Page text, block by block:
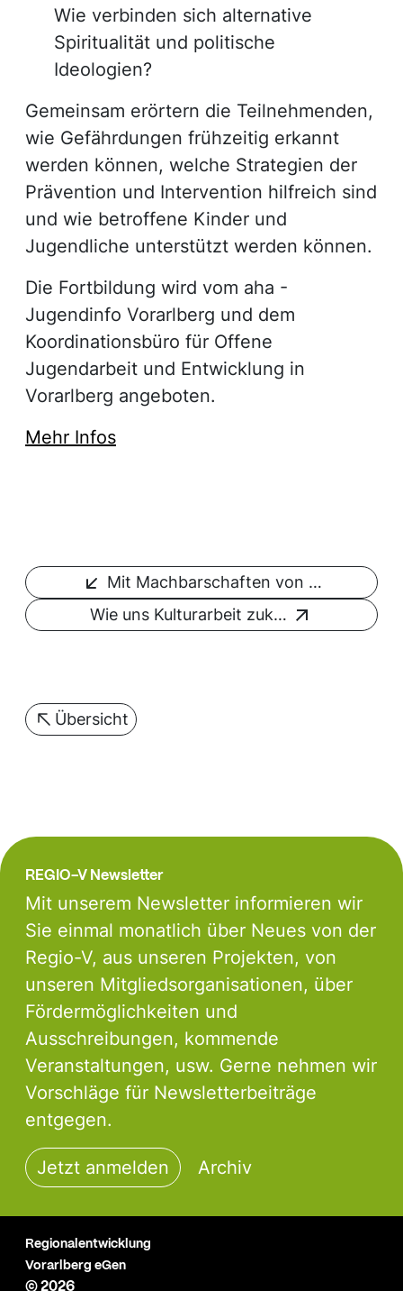
Wie verbinden sich alternative
Spiritualität und politische
Ideologien?
Gemeinsam erörtern die Teilnehmenden,
wie Gefährdungen frühzeitig erkannt
werden können, welche Strategien der
Prävention und Intervention hilfreich sind
und wie betroffene Kinder und
Jugendliche unterstützt werden können.
Die Fortbildung wird vom aha -
Jugendinfo Vorarlberg und dem
Koordinationsbüro für Offene
Jugendarbeit und Entwicklung in
Vorarlberg angeboten.
Mehr Infos
Mit Machbarschaften von …
Wie uns Kulturarbeit zuk…
Übersicht
REGIO-V Newsletter
Mit unserem Newsletter informieren wir
Sie einmal monatlich über Neues von der
Regio-V, aus unseren Projekten, von
unseren Mitgliedsorganisationen, über
Fördermöglichkeiten und
Ausschreibungen, kommende
Veranstaltungen, usw. Gerne nehmen wir
Vorschläge für Newsletterbeiträge
entgegen.
Jetzt anmelden Archiv
Regionalentwicklung
Vorarlberg eGen
© 2026